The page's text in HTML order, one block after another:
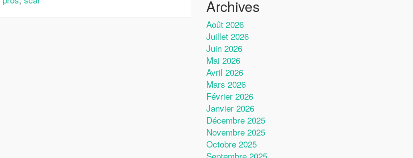
Archives
Août 2026
Juillet 2026
Juin 2026
Mai 2026
Avril 2026
Mars 2026
Février 2026
Janvier 2026
Décembre 2025
Novembre 2025
Octobre 2025